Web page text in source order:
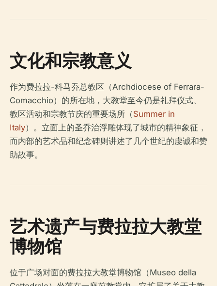
文化和宗教意义
作为费拉拉-科马乔总教区（Archdiocese of Ferrara-
Comacchio）的所在地，大教堂至今仍是礼拜仪式、
教区活动和宗教节庆的重要场所（Summer in
Italy）。立面上的圣乔治浮雕体现了城市的精神象征，
而内部的艺术品和纪念碑则讲述了几个世纪的虔诚和赞
助故事。
艺术遗产与费拉拉大教堂
博物馆
位于广场对面的费拉拉大教堂博物馆（Museo della